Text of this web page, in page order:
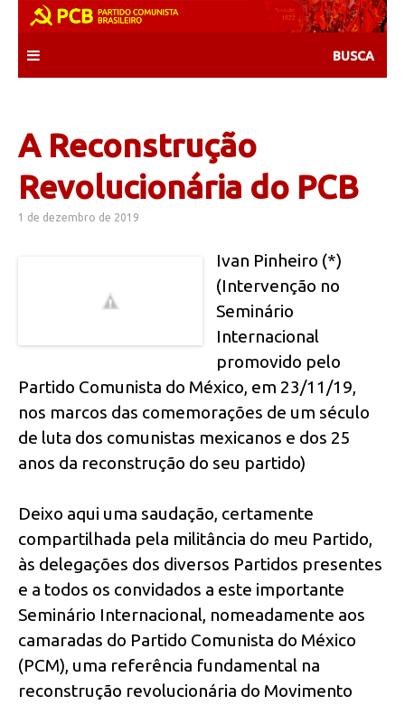
content
A Reconstrução
Revolucionária do PCB
1 de dezembro de 2019
Ivan Pinheiro (*)
(Intervenção no
Seminário
Internacional
promovido pelo
Partido Comunista do México, em 23/11/19,
nos marcos das comemorações de um século
de luta dos comunistas mexicanos e dos 25
anos da reconstrução do seu partido)
Deixo aqui uma saudação, certamente
compartilhada pela militância do meu Partido,
às delegações dos diversos Partidos presentes
e a todos os convidados a este importante
Seminário Internacional, nomeadamente aos
camaradas do Partido Comunista do México
(PCM), uma referência fundamental na
reconstrução revolucionária do Movimento